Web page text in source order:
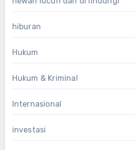
hiburan
Hukum
Hukum & Kriminal
Internasional
investasi